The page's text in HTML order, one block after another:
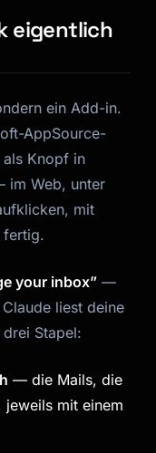
eigentlich
ein Add-in.
AppSource-
als Knopf in
im Web, unter
mit
fertig.
your inbox” —
liest deine
Stapel:
— die Mails, die
mit einem